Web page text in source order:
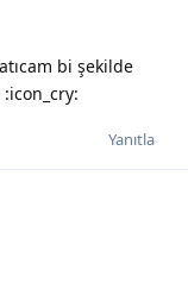
bi şekilde
:icon_cry:
Yanıtla